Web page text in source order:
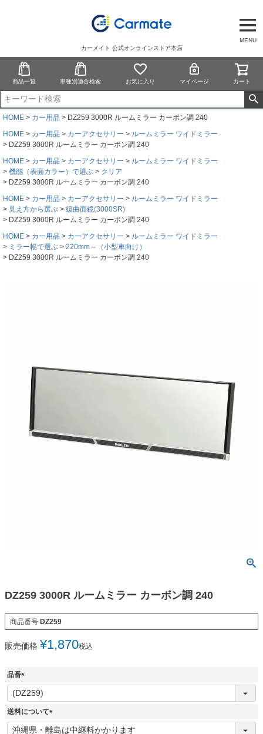
MENU
カーメイト 公式オンラインストア本店
商品一覧 車種別適合検索 お気に入り マイページ カート
HOME カー用品
DZ259 3000R ルームミラー カーボン調 240
HOME
カー用品 カーアクセサリー
ルームミラー ワイドミラー
DZ259 3000R ルームミラー カーボン調 240
HOME
カー用品 カーアクセサリー
ルームミラー ワイドミラー
機能（表面カラー）で選ぶ
クリア
DZ259 3000R ルームミラー カーボン調 240
HOME
カー用品 カーアクセサリー
ルームミラー ワイドミラー
見え方から選ぶ
緩曲面鏡(3000SR)
DZ259 3000R ルームミラー カーボン調 240
HOME
カー用品 カーアクセサリー
ルームミラー ワイドミラー
ミラー幅で選ぶ
220mm～（小型車向け）
DZ259 3000R ルームミラー カーボン調 240
DZ259 3000R ルームミラー カーボン調 240
商品番号 DZ259
販売価格 ¥1,870税込
品番
(
必
須
送料について
(